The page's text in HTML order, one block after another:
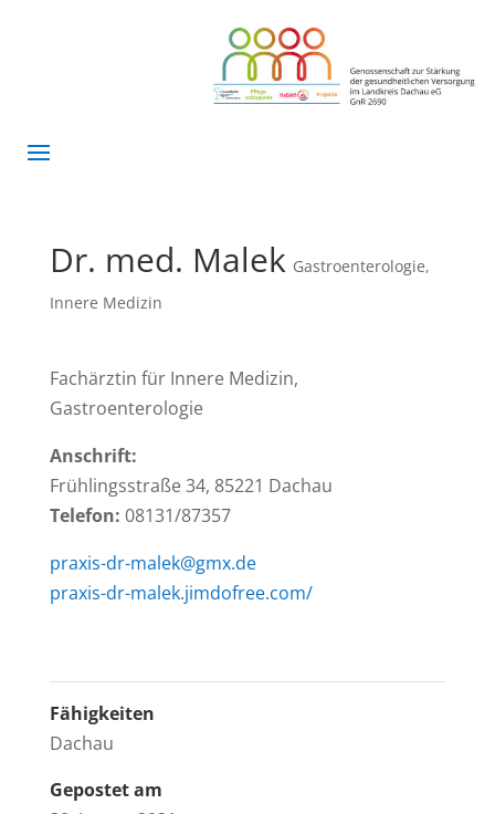
Dr. med. Malek Gastroenterologie,
Innere Medizin
Fachärztin für Innere Medizin,
Gastroenterologie
Anschrift:
Frühlingsstraße 34, 85221 Dachau
Telefon: 08131/87357
praxis-dr-malek@gmx.de
praxis-dr-malek.jimdofree.com/
Fähigkeiten
Dachau
Gepostet am